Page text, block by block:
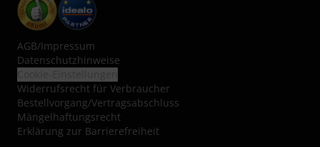
AGB/Impressum
Datenschutzhinweise
Widerrufsrecht für Verbraucher
Bestellvorgang/Vertragsabschluss
Mängelhaftungsrecht
Erklärung zur Barrierefreiheit